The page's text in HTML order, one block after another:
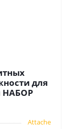
для
НАБОР
Attache